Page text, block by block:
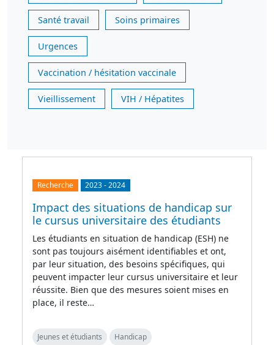
Santé travail Soins primaires
Urgences
Vaccination / hésitation vaccinale
Vieillissement VIH / Hépatites
Recherche 2023-2024
Impact des situations de handicap sur
le cursus universitaire des étudiants
Les étudiants en situation de handicap (ESH) ne
sont pas toujours aisément identifiables et ont,
par leur situation, des besoins spécifiques, qui
peuvent impacter leur cursus universitaire et leur
réussite. Bien que des mesures soient mises en
place, il reste…
Jeunes et étudiants Handicap